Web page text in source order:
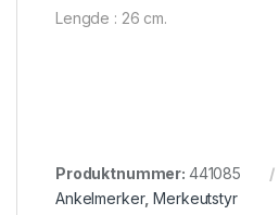
Lengde : 26 cm.
Produktnummer: 441085
Ankelmerker,Merkeutstyr